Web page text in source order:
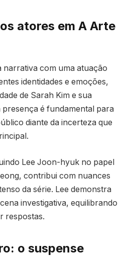
atores em A Arte
narrativa com uma atuação
identidades e emoções,
de Sarah Kim e sua
é fundamental para
diante da incerteza que
Lee Joon-hyuk no papel
contribui com nuances
da série. Lee demonstra
investigativa, equilibrando
respostas.
o suspense